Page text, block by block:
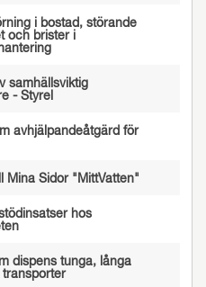
i bostad, störande
och brister i
samhällsviktig
- Styrel
avhjälpandeåtgärd för
Mina Sidor "MittVatten"
hos
dispens tunga, långa